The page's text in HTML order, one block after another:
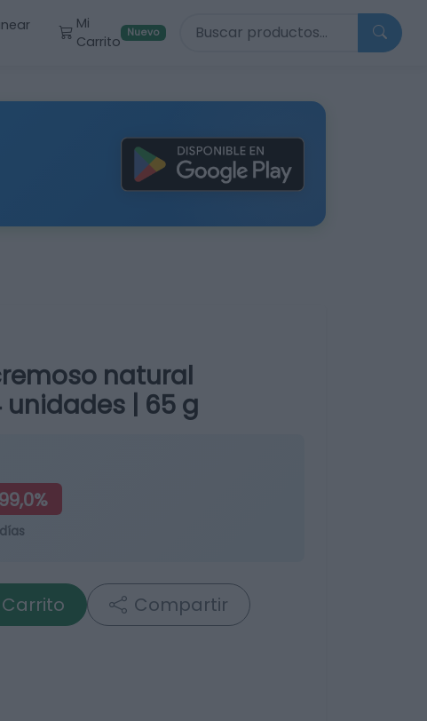
Mi
Carrito
Nuevo Buscar productos
natural
| 65 g
Carrito Compartir